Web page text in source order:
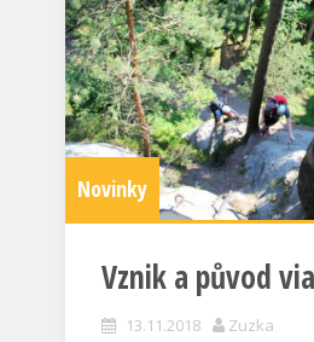
Novinky
Vznik a původ
13.11.2018 Zuzka